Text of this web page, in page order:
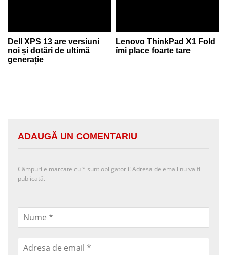
Dell XPS 13 are versiuni
noi și dotări de ultimă
generație
Lenovo ThinkPad X1 Fold
îmi place foarte tare
ADAUGĂ UN COMENTARIU
Câmpurile marcate cu * sunt obligatorii! Adresa de email nu va fi
publicată.